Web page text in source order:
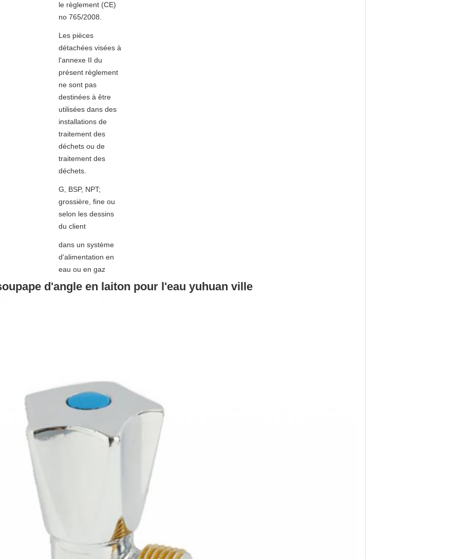
le règlement (CE)
no 765/2008.
Les pièces
détachées visées à
l'annexe II du
présent règlement
ne sont pas
destinées à être
utilisées dans des
installations de
traitement des
déchets ou de
traitement des
déchets.
G, BSP, NPT;
grossière, fine ou
selon les dessins
du client
dans un système
d'alimentation en
eau ou en gaz
d'angle en laiton pour l'eau yuhuan ville